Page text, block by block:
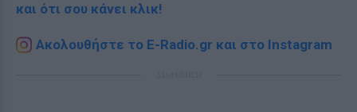
και ότι σου κάνει κλικ!
Ακολουθήστε το E-Radio.gr και στο Instagram